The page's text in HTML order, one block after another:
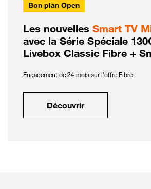
Bon plan Open
Les nouvelles Smart TV
avec la Série Spéciale
Livebox Classic Fibre +
Engagement de 24 mois sur l'offre Fibre
Découvrir